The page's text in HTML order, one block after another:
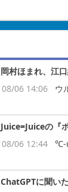
岡村ほまれ、江
08/06 14:06
ウ
Juice=Juiceの『
08/06 12:44
℃-
ChatGPTに聞い